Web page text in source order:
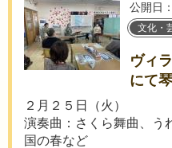
公開日
文化・
ヴィ
にて
２月２５日（火）
演奏曲：さくら舞曲、う
国の春など